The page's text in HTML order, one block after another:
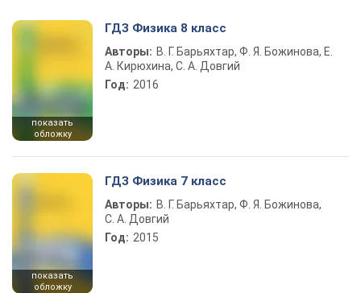
показать
обложку
ГДЗ Физика 8 класс
Авторы: В. Г. Барьяхтар, Ф. Я. Божинова, Е.
А. Кирюхина, С. А. Довгий
Год: 2016
показать
обложку
ГДЗ Физика 7 класс
Авторы: В. Г. Барьяхтар, Ф. Я. Божинова,
С. А. Довгий
Год: 2015